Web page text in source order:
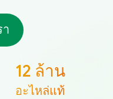
า
12 ล้าน
อะไหล่แท้